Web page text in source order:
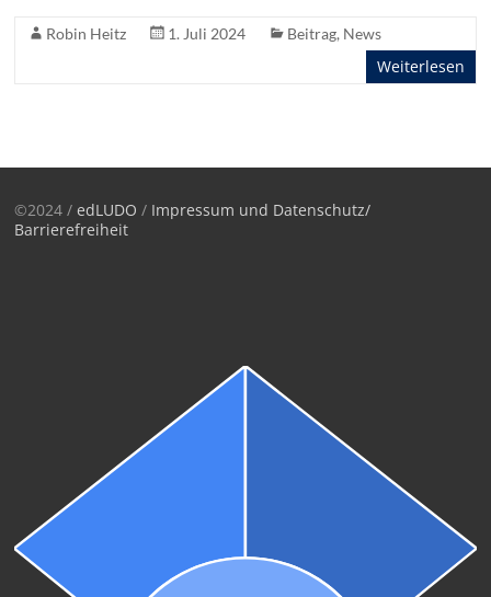
Robin Heitz 1. Juli 2024 Beitrag, News
Weiterlesen
©2024 /edLUDO / Impressum und Datenschutz/
Barrierefreiheit